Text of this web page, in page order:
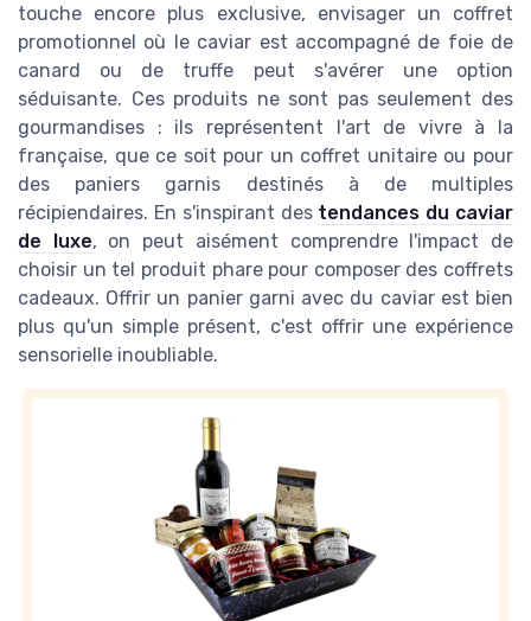
touche encore plus exclusive, envisager un coffret
promotionnel où le caviar est accompagné de foie de
canard ou de truffe peut s'avérer une option
séduisante. Ces produits ne sont pas seulement des
gourmandises : ils représentent l'art de vivre à la
française, que ce soit pour un coffret unitaire ou pour
des paniers garnis destinés à de multiples
récipiendaires. En s'inspirant des tendances du caviar
de luxe, on peut aisément comprendre l'impact de
choisir un tel produit phare pour composer des coffrets
cadeaux. Offrir un panier garni avec du caviar est bien
plus qu'un simple présent, c'est offrir une expérience
sensorielle inoubliable.